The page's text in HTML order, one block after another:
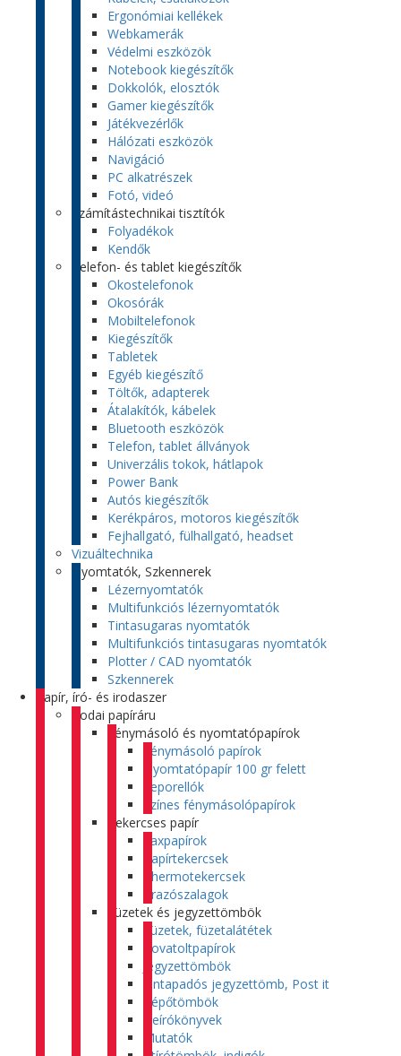
Ergonómiai kellékek
Webkamerák
Védelmi eszközök
Notebook kiegészítők
Dokkolók, elosztók
Gamer kiegészítők
Játékvezérlők
Hálózati eszközök
Navigáció
PC alkatrészek
Fotó, videó
Számítástechnikai tisztítók
Folyadékok
Kendők
Telefon- és tablet kiegészítők
Okostelefonok
Okosórák
Mobiltelefonok
Kiegészítők
Tabletek
Egyéb kiegészítő
Töltők, adapterek
Átalakítók, kábelek
Bluetooth eszközök
Telefon, tablet állványok
Univerzális tokok, hátlapok
Power Bank
Autós kiegészítők
Kerékpáros, motoros kiegészítők
Fejhallgató, fülhallgató, headset
Vizuáltechnika
Nyomtatók, Szkennerek
Lézernyomtatók
Multifunkciós lézernyomtatók
Tintasugaras nyomtatók
Multifunkciós tintasugaras nyomtatók
Plotter / CAD nyomtatók
Szkennerek
Papír, író- és irodaszer
Irodai papíráru
Fénymásoló és nyomtatópapírok
Fénymásoló papírok
Nyomtatópapír 100 gr felett
Leporellók
Színes fénymásolópapírok
Tekercses papír
Faxpapírok
Papírtekercsek
Thermotekercsek
Árazószalagok
Füzetek és jegyzettömbök
Füzetek, füzetalátétek
Rovatoltpapírok
Jegyzettömbök
Öntapadós jegyzettömb, Post it
Tépőtömbök
Beírókönyvek
Mutatók